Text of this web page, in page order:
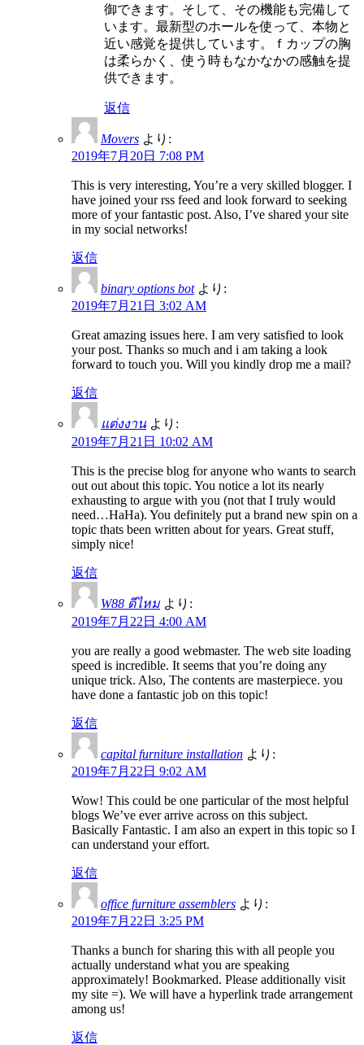
御できます。そして、その機能も完備して
います。最新型のホールを使って、本物と
近い感覚を提供しています。ｆカップの胸
は柔らかく、使う時もなかなかの感触を提
供できます。
返信
Movers より:
2019年7月20日 7:08 PM
This is very interesting, You’re a very skilled blogger. I
have joined your rss feed and look forward to seeking
more of your fantastic post. Also, I’ve shared your site
in my social networks!
返信
binary options bot より:
2019年7月21日 3:02 AM
Great amazing issues here. I am very satisfied to look
your post. Thanks so much and i am taking a look
forward to touch you. Will you kindly drop me a mail?
返信
แต่งงาน より:
2019年7月21日 10:02 AM
This is the precise blog for anyone who wants to search
out out about this topic. You notice a lot its nearly
exhausting to argue with you (not that I truly would
need…HaHa). You definitely put a brand new spin on a
topic thats been written about for years. Great stuff,
simply nice!
返信
W88 ดีไหม より:
2019年7月22日 4:00 AM
you are really a good webmaster. The web site loading
speed is incredible. It seems that you’re doing any
unique trick. Also, The contents are masterpiece. you
have done a fantastic job on this topic!
返信
capital furniture installation より:
2019年7月22日 9:02 AM
Wow! This could be one particular of the most helpful
blogs We’ve ever arrive across on this subject.
Basically Fantastic. I am also an expert in this topic so I
can understand your effort.
返信
office furniture assemblers より:
2019年7月22日 3:25 PM
Thanks a bunch for sharing this with all people you
actually understand what you are speaking
approximately! Bookmarked. Please additionally visit
my site =). We will have a hyperlink trade arrangement
among us!
返信